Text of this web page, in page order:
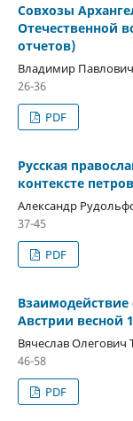
Совхозы
Отечественной
отчетов)
Владимир
26-36
PDF
Русская
контексте
Александр
37-45
PDF
Взаимодействие
Австрии весной
Вячеслав Олегович
46-58
PDF